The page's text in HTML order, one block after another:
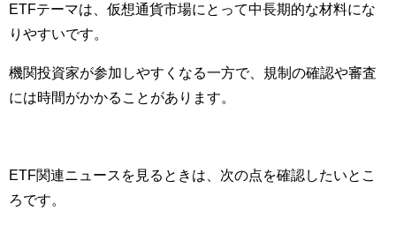
ETFテーマは、仮想通貨市場にとって中長期的な材料にな
りやすいです。
機関投資家が参加しやすくなる一方で、規制の確認や審査
には時間がかかることがあります。
ETF関連ニュースを見るときは、次の点を確認したいとこ
ろです。